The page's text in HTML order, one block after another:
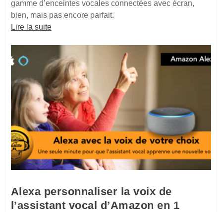
gamme d’enceintes vocales connectées avec écran,
bien, mais pas encore parfait.
Lire la suite
Alexa personnaliser la voix de
l’assistant vocal d’Amazon en 1